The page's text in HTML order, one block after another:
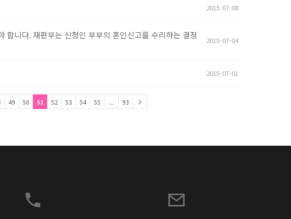
2015-07-08
합니다. 재판부는 신청인 부부의 혼인신고를 수리하는 결정
2015-07-04
2015-07-01
49 50 51 52 53 54 55 ... 93